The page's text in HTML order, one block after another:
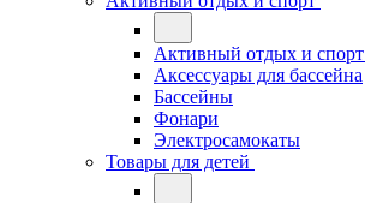
Активный отдых и спорт
Аксессуары для бассейна
Бассейны
Фонари
Электросамокаты
Товары для детей